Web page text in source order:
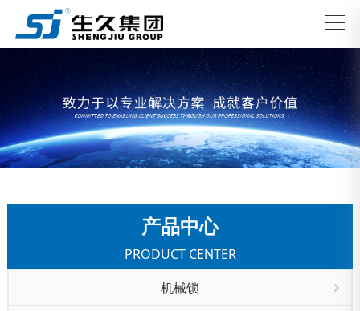
产品中心
PRODUCT CENTER
机械锁